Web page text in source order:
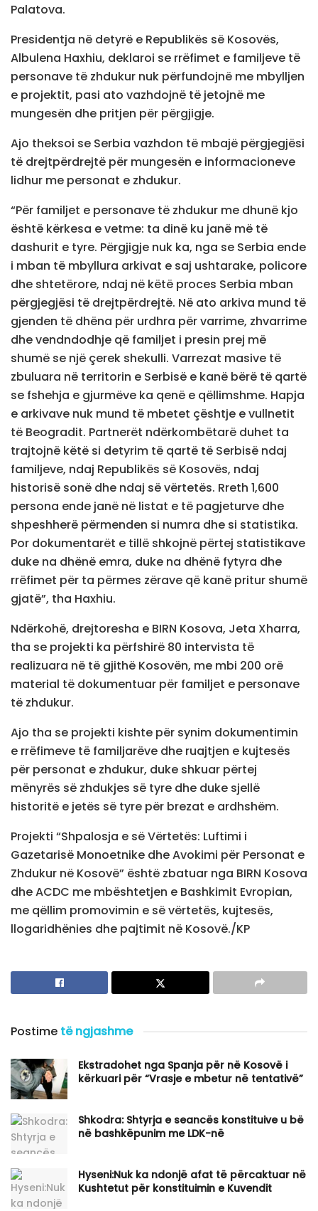
Palatova.
Presidentja në detyrë e Republikës së Kosovës,
Albulena Haxhiu, deklaroi se rrëfimet e familjeve të
personave të zhdukur nuk përfundojnë me mbylljen
e projektit, pasi ato vazhdojnë të jetojnë me
mungesën dhe pritjen për përgjigje.
Ajo theksoi se Serbia vazhdon të mbajë përgjegjësi
të drejtpërdrejtë për mungesën e informacioneve
lidhur me personat e zhdukur.
“Për familjet e personave të zhdukur me dhunë kjo
është kërkesa e vetme: ta dinë ku janë më të
dashurit e tyre. Përgjigje nuk ka, nga se Serbia ende
i mban të mbyllura arkivat e saj ushtarake, policore
dhe shtetërore, ndaj në këtë proces Serbia mban
përgjegjësi të drejtpërdrejtë. Në ato arkiva mund të
gjenden të dhëna për urdhra për varrime, zhvarrime
dhe vendndodhje që familjet i presin prej më
shumë se një çerek shekulli. Varrezat masive të
zbuluara në territorin e Serbisë e kanë bërë të qartë
se fshehja e gjurmëve ka qenë e qëllimshme. Hapja
e arkivave nuk mund të mbetet çështje e vullnetit
të Beogradit. Partnerët ndërkombëtarë duhet ta
trajtojnë këtë si detyrim të qartë të Serbisë ndaj
familjeve, ndaj Republikës së Kosovës, ndaj
historisë sonë dhe ndaj së vërtetës. Rreth 1,600
persona ende janë në listat e të pagjeturve dhe
shpeshherë përmenden si numra dhe si statistika.
Por dokumentarët e tillë shkojnë përtej statistikave
duke na dhënë emra, duke na dhënë fytyra dhe
rrëfimet për ta përmes zërave që kanë pritur shumë
gjatë”, tha Haxhiu.
Ndërkohë, drejtoresha e BIRN Kosova, Jeta Xharra,
tha se projekti ka përfshirë 80 intervista të
realizuara në të gjithë Kosovën, me mbi 200 orë
material të dokumentuar për familjet e personave
të zhdukur.
Ajo tha se projekti kishte për synim dokumentimin
e rrëfimeve të familjarëve dhe ruajtjen e kujtesës
për personat e zhdukur, duke shkuar përtej
mënyrës së zhdukjes së tyre dhe duke sjellë
historitë e jetës së tyre për brezat e ardhshëm.
Projekti “Shpalosja e së Vërtetës: Luftimi i
Gazetarisë Monoetnike dhe Avokimi për Personat e
Zhdukur në Kosovë” është zbatuar nga BIRN Kosova
dhe ACDC me mbështetjen e Bashkimit Evropian,
me qëllim promovimin e së vërtetës, kujtesës,
llogaridhënies dhe pajtimit në Kosovë./KP
Postime të ngjashme
Ekstradohet nga Spanja për në Kosovë i
kërkuari për “Vrasje e mbetur në tentativë”
Shkodra: Shtyrja e seancës konstituive u bë
në bashkëpunim me LDK-në
Hyseni:Nuk ka ndonjë afat të përcaktuar në
Kushtetut për konstituimin e Kuvendit